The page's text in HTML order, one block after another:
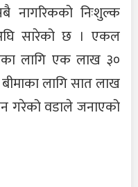
नागरिकको निःशुल्क
अघि सारेको छ । एकल
लागि एक लाख ३०
लागि सात लाख
गरेको वडाले जनाएको